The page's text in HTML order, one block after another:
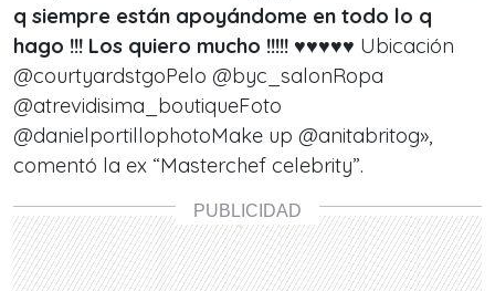
q siempre están apoyándome en todo lo q
hago !!! Los quiero mucho !!!!! ♥️♥️♥️♥️♥️ Ubicación
@courtyardstgoPelo @byc_salonRopa
@atrevidisima_boutiqueFoto
@danielportillophotoMake up @anitabritog»,
comentó la ex “Masterchef celebrity”.